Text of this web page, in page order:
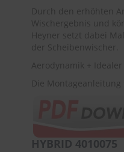
Durch den erhöhten
Wischergebnis und
Heyner setzt dabei
der Scheibenwischer.
Aerodynamik +
Die Montageanleitung
HYBRID 4010075